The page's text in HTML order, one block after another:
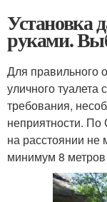
Установка
руками.
Для правильного
уличного
требования,
неприятности. По
на расстоянии не
минимум 8 метров